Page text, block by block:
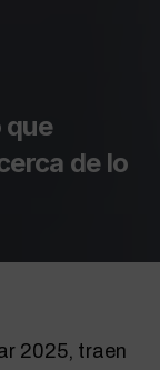
de lo
2025, traen